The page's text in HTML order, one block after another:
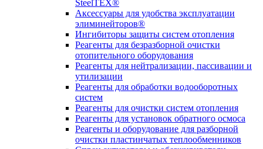
SteelTEX®
Аксессуары для удобства эксплуатации
элиминейторов®
Ингибиторы защиты систем отопления
Реагенты для безразборной очистки
отопительного оборудования
Реагенты для нейтрализации, пассивации и
утилизации
Реагенты для обработки водооборотных
систем
Реагенты для очистки систем отопления
Реагенты для установок обратного осмоса
Реагенты и оборудование для разборной
очистки пластинчатых теплообменников